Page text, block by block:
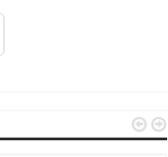
 